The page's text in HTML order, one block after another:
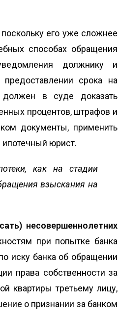
его уже сложнее
способах обращения
должнику и
срока на
должен в суде доказать
процентов, штрафов и
документы, применить
ипотечный юрист.
как на стадии
взыскания на
несовершеннолетних
при попытке банка
иску банка об обращении
права собственности за
квартиры третьему лицу,
о признании за банком